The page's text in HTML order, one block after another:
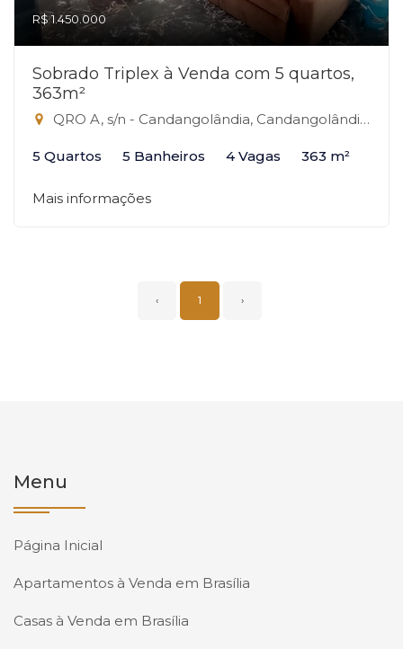
R$ 1.450.000
Sobrado Triplex à Venda com 5 quartos,
363m²
QRO A, s/n - Candangolândia, Candangolândia-DF
5 Quartos 5 Banheiros 4 Vagas 363 m²
Mais informações
‹ 1 ›
Menu
Página Inicial
Apartamentos à Venda em Brasília
Casas à Venda em Brasília